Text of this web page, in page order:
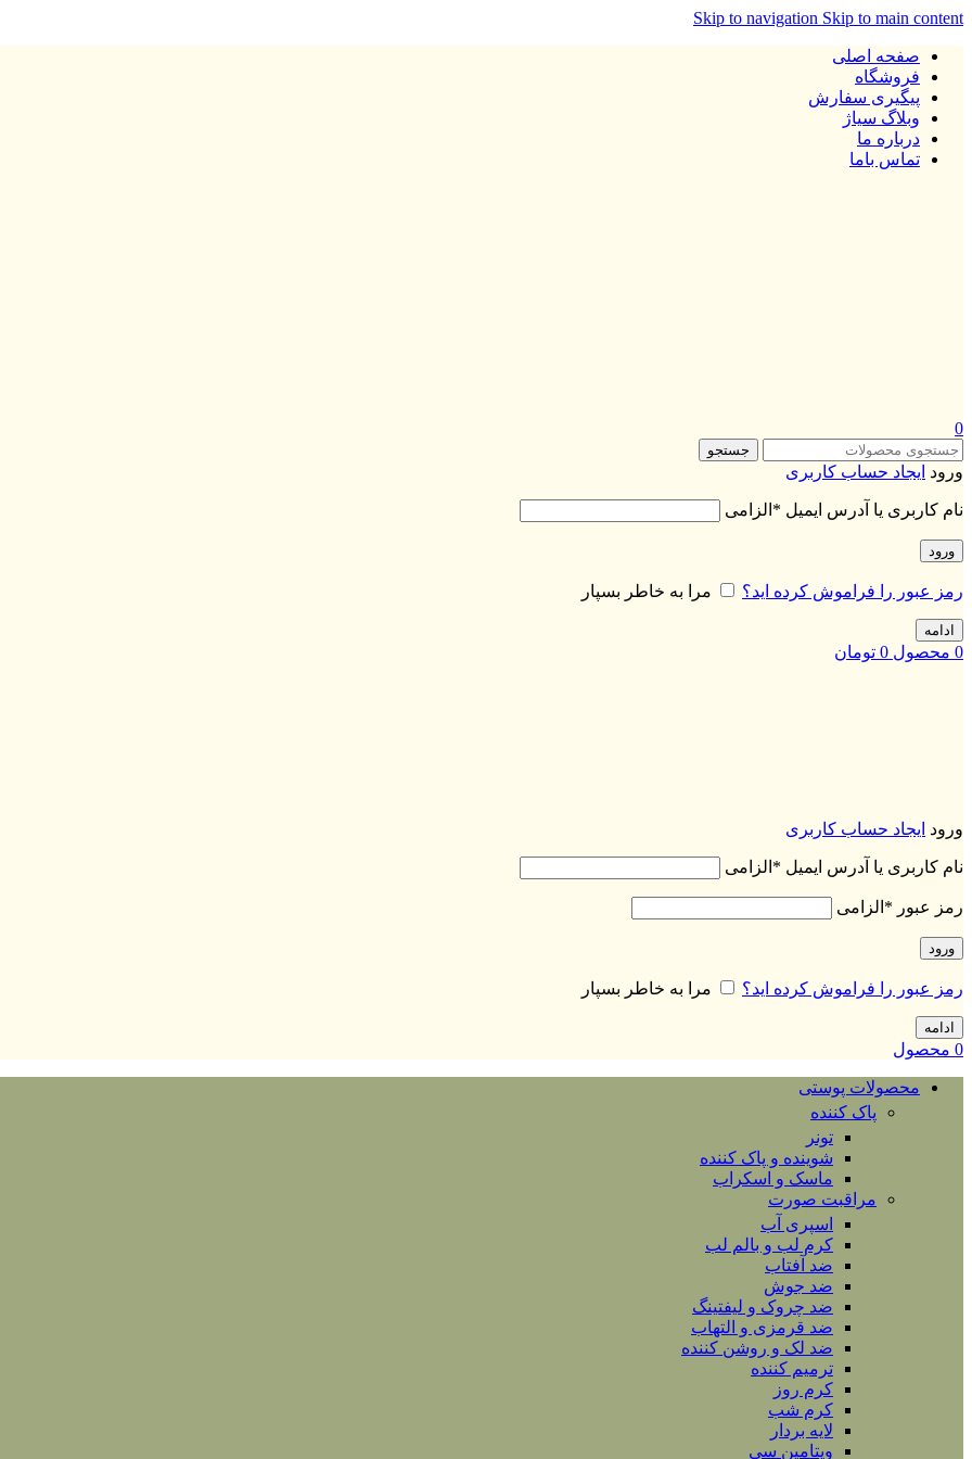
Skip to navigation Skip to main content
صفحه اصلی
فروشگاه
پیگیری سفارش
وبلاگ سیاژ
درباره ما
تماس باما
0
جستجو
ورود ایجاد حساب کاربری
نام کاربری یا آدرس ایمیل * الزامی
ورود
رمز عبور را فراموش کرده اید؟ مرا به خاطر بسپار
ادامه
0 محصول 0 تومان
ورود ایجاد حساب کاربری
نام کاربری یا آدرس ایمیل * الزامی
رمز عبور * الزامی
ورود
رمز عبور را فراموش کرده اید؟ مرا به خاطر بسپار
ادامه
0 محصول
محصولات پوستی
پاک کننده
تونر
شوینده و پاک کننده
ماسک و اسکراب
مراقبت صورت
اسپری آب
کرم لب و بالم لب
ضد آفتاب
ضد جوش
ضد چروک و لیفتینگ
ضد قرمزی و التهاب
ضد لک و روشن کننده
ترمیم کننده
کرم روز
کرم شب
لایه بردار
ویتامین سی